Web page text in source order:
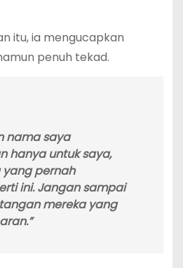
itu, ia mengucapkan
penuh tekad.
nama saya
hanya untuk saya,
pernah
ini. Jangan sampai
mereka yang